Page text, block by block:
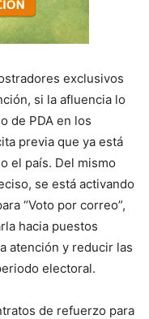
exclusivos
si la afluencia lo
de PDA en los
previa que ya está
el país. Del mismo
se está activando
“Voto por correo”,
hacia puestos
atención y reducir las
electoral.
de refuerzo para